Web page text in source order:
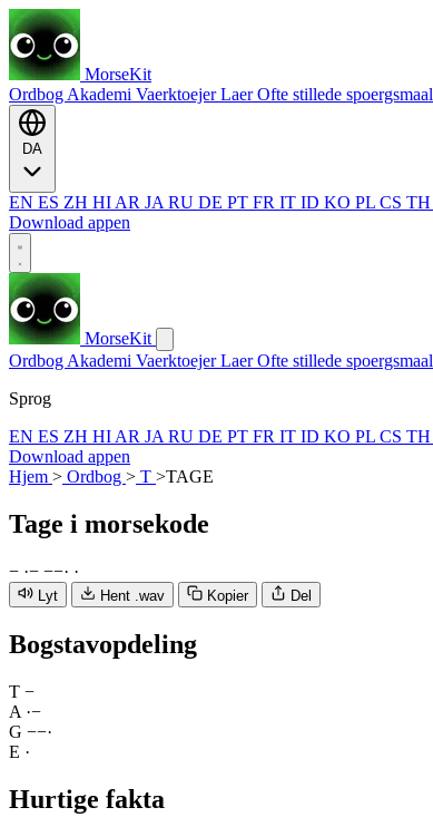
MorseKit
Ordbog Akademi VaerktoejerLaerOfte stillede spoergsmaal
EN ES ZH HI AR JA RU DE PT FR IT ID KO PL CS TH
Download appen
MorseKit
Ordbog Akademi VaerktoejerLaerOfte stillede spoergsmaal
Sprog
EN ES ZH HI AR JA RU DE PT FR IT ID KO PL CS TH
Download appen
Hjem > Ordbog > T >TAGE
Tage i morsekode
− ·− −−· ·
Lyt Hent .wav Kopier Del
Bogstavopdeling
T −
A ·−
G −−·
E ·
Hurtige fakta